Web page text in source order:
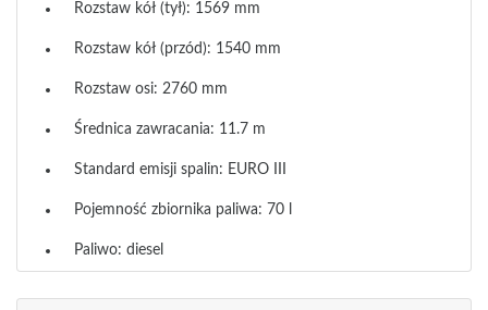
Rozstaw kół (tył): 1569 mm
Rozstaw kół (przód): 1540 mm
Rozstaw osi: 2760 mm
Średnica zawracania: 11.7 m
Standard emisji spalin: EURO III
Pojemność zbiornika paliwa: 70 l
Paliwo: diesel